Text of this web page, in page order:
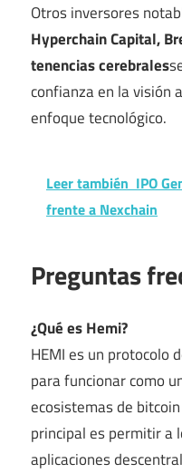
Otros inversores
Hyperchain Capital,
tenencias cerebrales
confianza en la visión
enfoque tecnológico.
Leer también IPO
frente a Nexchain
Preguntas
¿Qué es Hemi?
HEMI es un protocolo
para funcionar como
ecosistemas de
principal es permitir a
aplicaciones